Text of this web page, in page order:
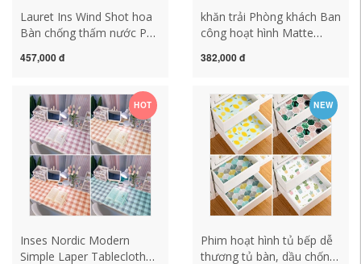
Lauret Ins Wind Shot hoa
Bàn chống thấm nước Pat
và nước của việc rửa ánh
thành lập bàn Frank khăn
trải bàn cao cấp khăn trải
bàn chống thấm
457,000 đ
khăn trải Phòng khách Ban
công hoạt hình Matte
Truyền tải mờ đục Mẫu
bàn giáng sinh khăn trải
bàn lớn
382,000 đ
HOT
Inses Nordic Modern
Simple Laper Tablecloth
NEW
Phim hoạt hình tủ bếp dễ
thương tủ bàn, dầu chống